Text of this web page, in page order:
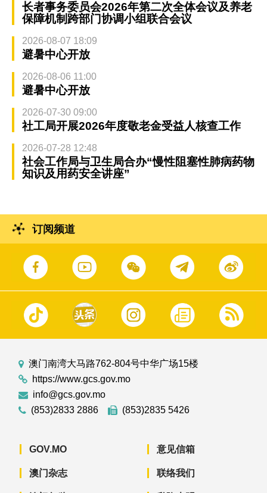
长者事务委员会2026年第二次全体会议及养老
保障机制跨部门协调小组联合会议
2026-08-07 18:09
避暑中心开放
2026-08-06 11:00
避暑中心开放
2026-07-30 09:00
社工局开展2026年度敬老金受益人核查工作
2026-07-28 12:48
社会工作局与卫生局合办“慢性阻塞性肺病药物
知识及用药安全讲座”
订阅频道
澳门南湾大马路762-804号中华广场15楼
https://www.gcs.gov.mo
info@gcs.gov.mo
(853)2833 2886
(853)2835 5426
GOV.MO
澳门杂志
意见信箱
联络我们